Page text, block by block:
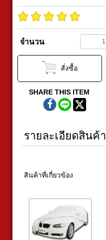
จำนวน
สั่งซื้อ
SHARE THIS ITEM
รายละเอียดสินค้า
สินค้าที่เกี่ยวข้อง